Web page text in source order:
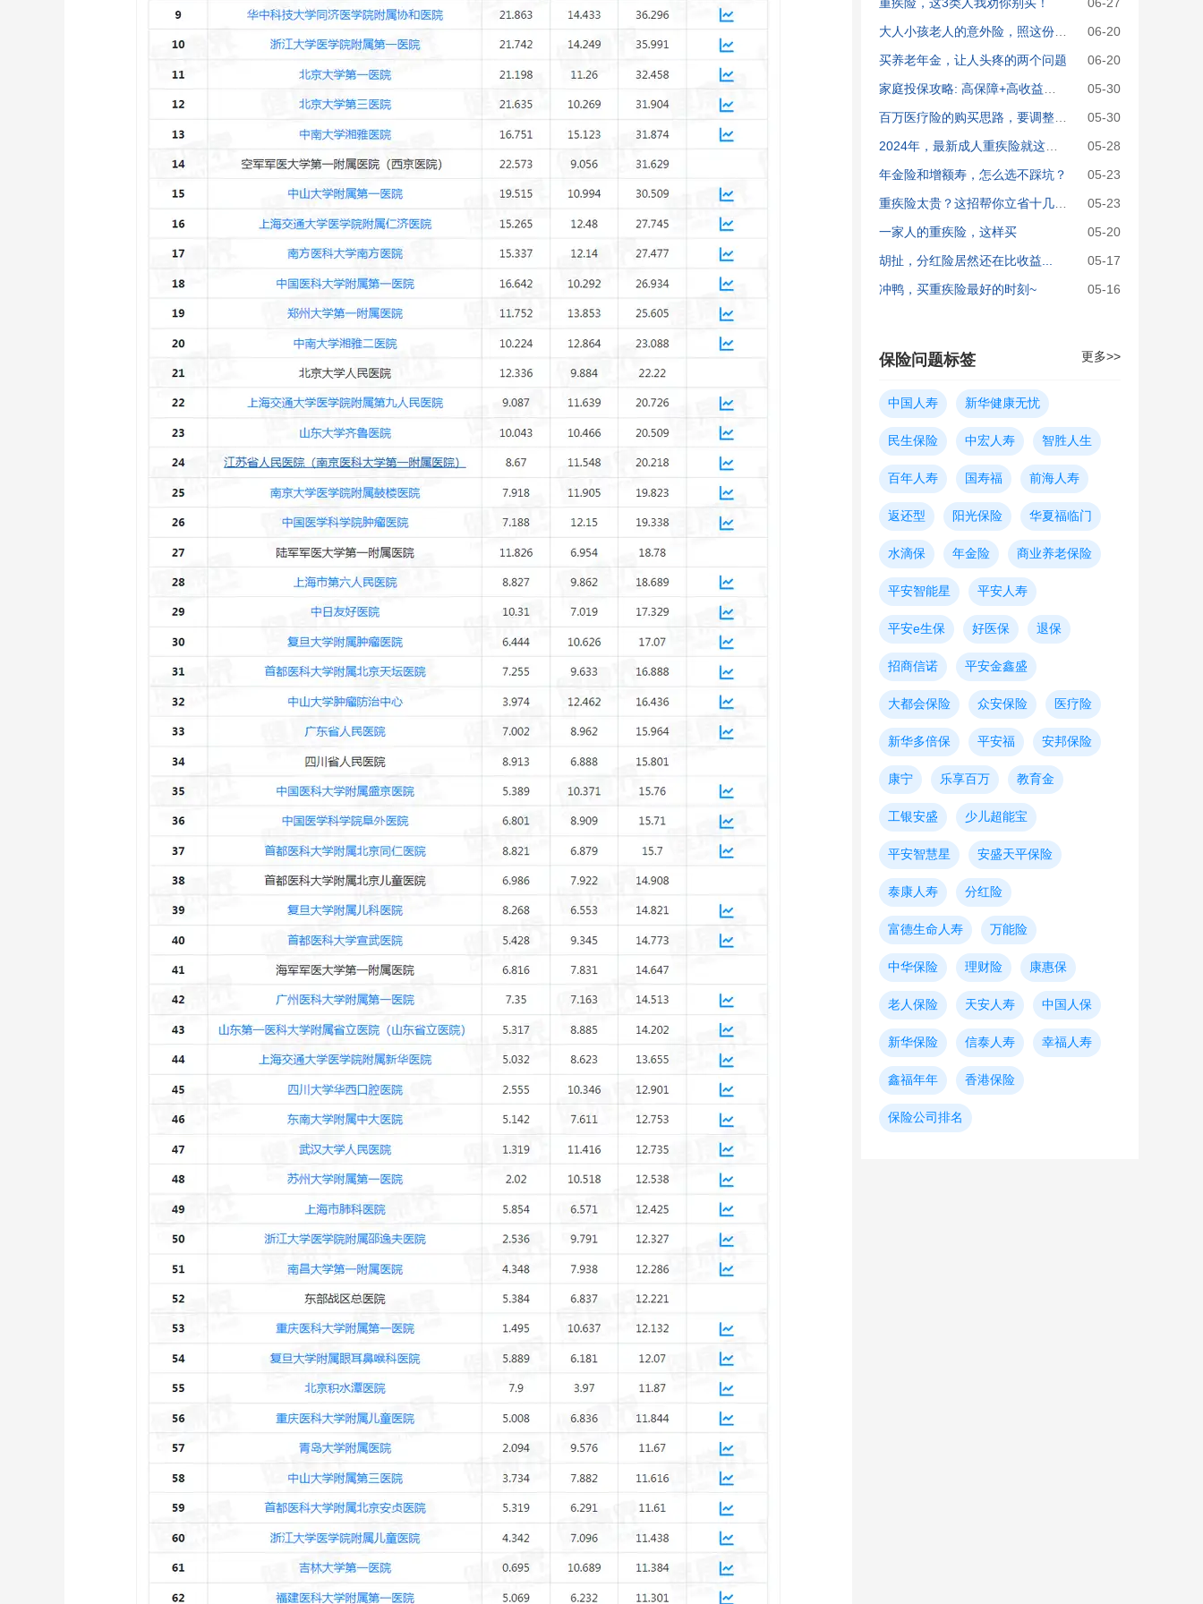
06-20
买养老年金，让人头疼的两个问题
06-20
05-30
05-30
05-28
年金险和增额寿，怎么选不踩坑？
05-23
05-23
一家人的重疾险，这样买
05-20
胡扯，分红险居然还在比收益...
05-17
冲鸭，买重疾险最好的时刻~
05-16
保险问题标签 更多>>
中国人寿 新华健康无忧
民生保险 中宏人寿 智胜人生
百年人寿 国寿福 前海人寿
返还型 阳光保险 华夏福临门
水滴保 年金险 商业养老保险
平安智能星 平安人寿
平安e生保 好医保 退保
招商信诺 平安金鑫盛
大都会保险 众安保险 医疗险
新华多倍保 平安福 安邦保险
康宁 乐享百万 教育金
工银安盛 少儿超能宝
平安智慧星 安盛天平保险
泰康人寿 分红险
富德生命人寿 万能险
中华保险 理财险 康惠保
老人保险 天安人寿 中国人保
新华保险 信泰人寿 幸福人寿
鑫福年年 香港保险
保险公司排名